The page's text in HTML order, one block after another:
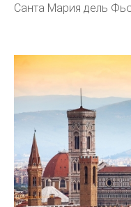
Санта Мария дель